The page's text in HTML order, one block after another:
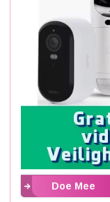
Doe Mee